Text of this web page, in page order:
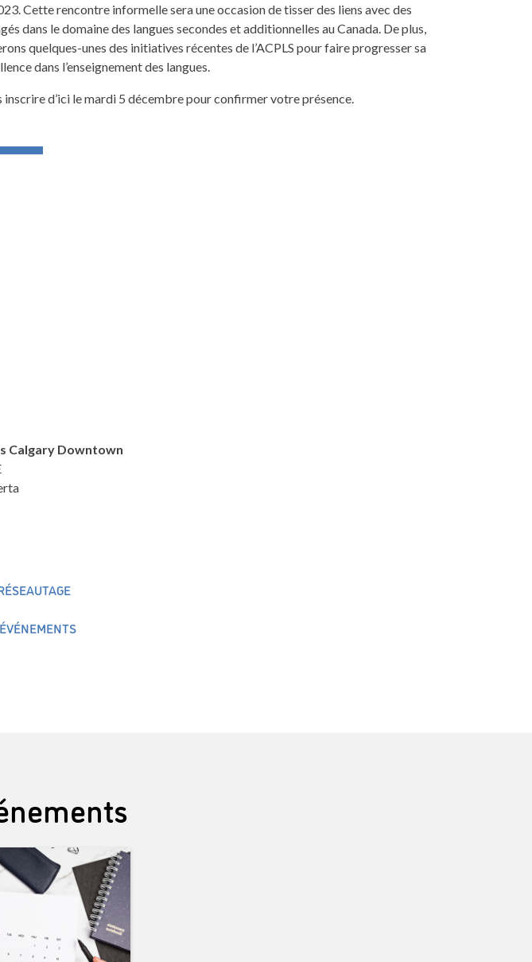
Cette rencontre informelle sera une occasion de tisser des liens avec des
dans le domaine des langues secondes et additionnelles au Canada. De plus,
quelques-unes des initiatives récentes de l’ACPLS pour faire progresser sa
dans l’enseignement des langues.
inscrire d’ici le mardi 5 décembre pour confirmer votre présence.
Calgary Downtown